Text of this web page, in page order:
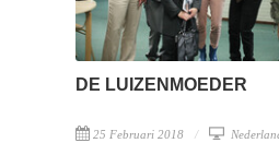
DE LUIZENMOEDER
25 Februari 2018